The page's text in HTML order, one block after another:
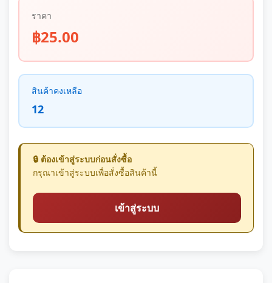
ราคา
฿25.00
สินค้าคงเหลือ
12
🔒 ต้องเข้าสู่ระบบก่อนสั่งซื้อ
กรุณาเข้าสู่ระบบเพื่อสั่งซื้อสินค้านี้
เข้าสู่ระบบ